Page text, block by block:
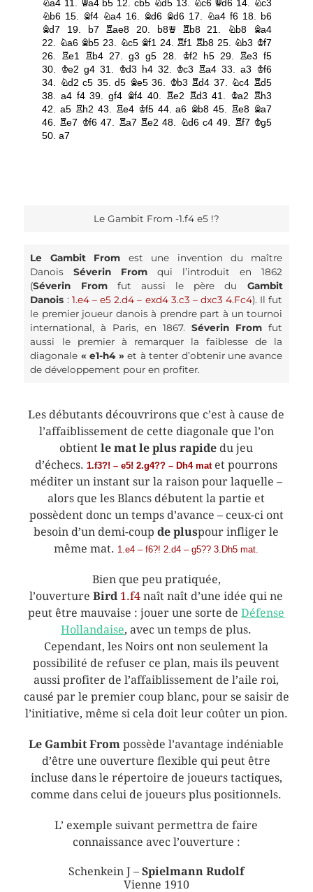
Le Gambit From -1.f4 e5 !?
Le Gambit From est une invention du maître
DanoisSéverin From qui l’introduit en 1862
(Séverin Fromfut aussi le père du Gambit
Danois : 1.e4 – e5 2.d4 – exd4 3.c3 – dxc3 4.Fc4). Il fut
le premier joueur danois à prendre part à un tournoi
international, à Paris, en 1867.Séverin From fut
aussi le premier à remarquer la faiblesse de la
diagonale « e1-h4 » et à tenter d’obtenir une avance
de développement pour en profiter.
Les débutants découvrirons que c’est à cause de
l’affaiblissement de cette diagonale que l’on
obtientle mat le plus rapide du jeu
d’échecs.1.f3?! – e5! 2.g4?? – Dh4 mat et pourrons
méditer un instant sur la raison pour laquelle –
alors que les Blancs débutent la partie et
possèdent donc un temps d’avance – ceux-ci ont
besoin d’un demi-coupde pluspour infliger le
même mat. 1.e4 – f6?! 2.d4 – g5?? 3.Dh5 mat.
Bien que peu pratiquée,
l’ouvertureBird 1.f4 naît naît d’une idée qui ne
peut être mauvaise : jouer une sorte deDéfense
Hollandaise, avec un temps de plus.
Cependant, les Noirs ont non seulement la
possibilité de refuser ce plan, mais ils peuvent
aussi profiter de l’affaiblissement de l’aile roi,
causé par le premier coup blanc, pour se saisir de
l’initiative, même si cela doit leur coûter un pion.
Le Gambit From possède l’avantage indéniable
d’être une ouverture flexible qui peut être
incluse dans le répertoire de joueurs tactiques,
comme dans celui de joueurs plus positionnels.
L’ exemple suivant permettra de faire
connaissance avec l’ouverture :
Schenkein J – Spielmann Rudolf
Vienne 1910